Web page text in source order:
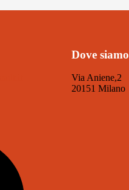
Dove siamo
Via Aniene,2
20151 Milano